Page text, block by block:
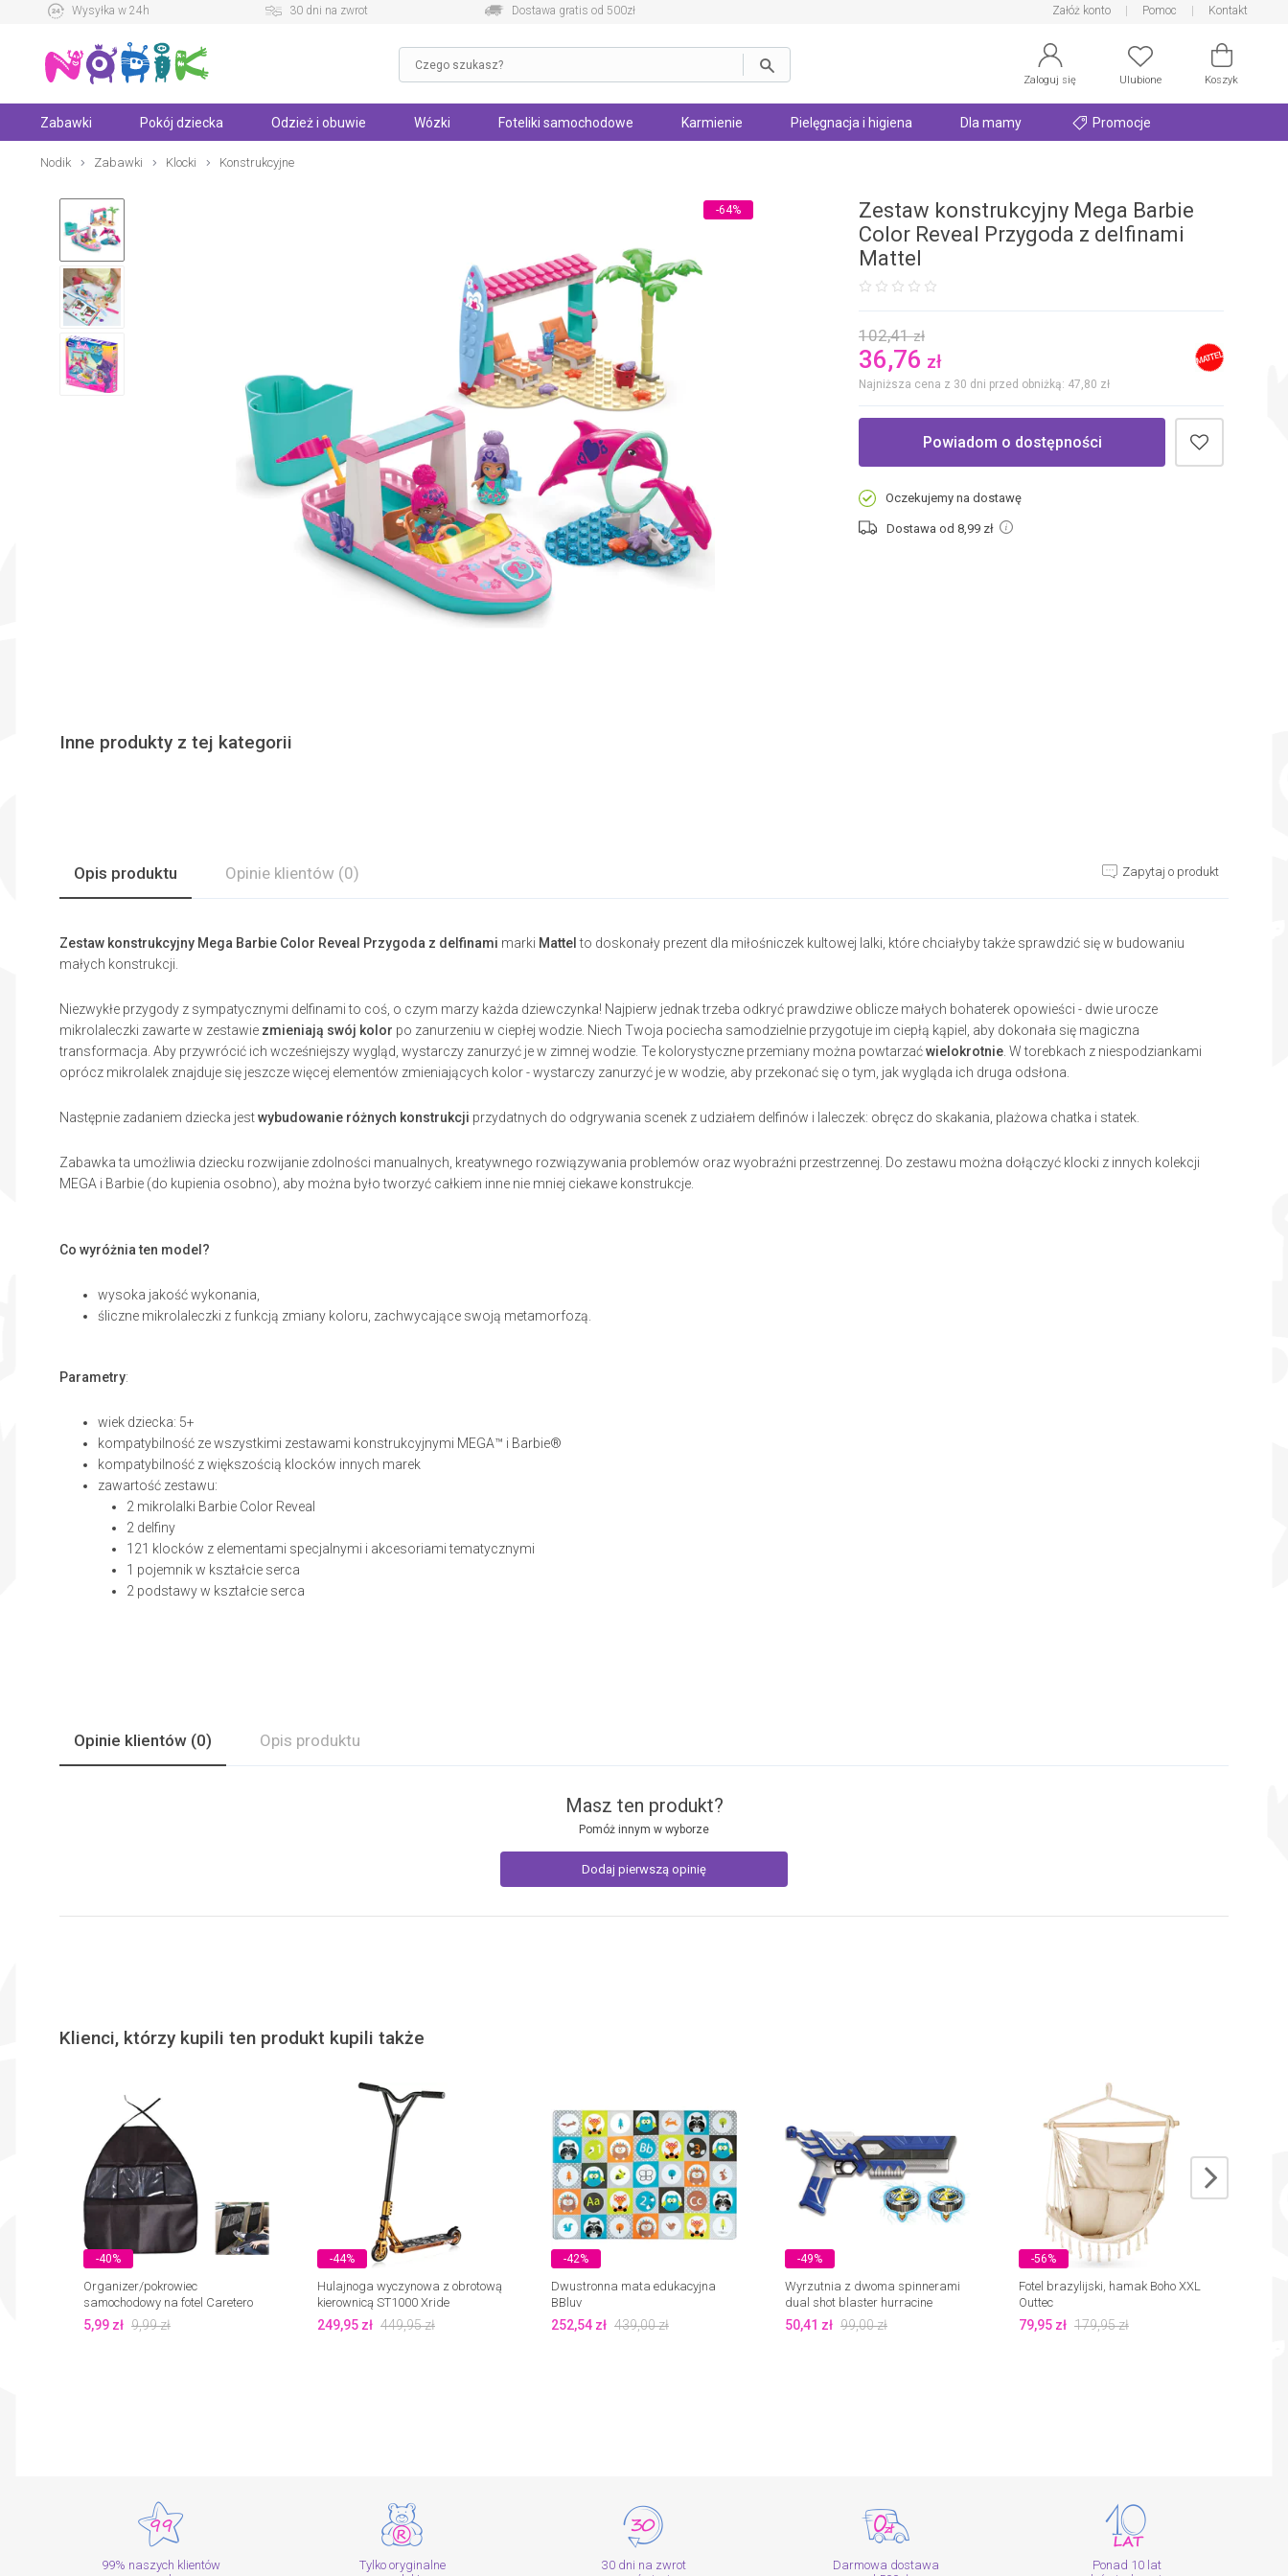
Wysyłka w 24h 30 dni na zwrot Dostawa gratis od 500zł Załóż konto Pomoc Kontakt
Zaloguj się Ulubione Koszyk
Zabawki Pokój dziecka Odzież i obuwie Wózki Foteliki samochodowe Karmienie Pielęgnacja i higiena Dla mamy Promocje
Nodik Zabawki Klocki Konstrukcyjne
Zestaw konstrukcyjny Mega Barbie
Color Reveal Przygoda z delfinami
Mattel
102,41zł
36,76 zł
Najniższa cena z 30 dni przed obniżką: 47,80 zł
Powiadom o dostępności
Oczekujemy na dostawę
Dostawa od 8,99 zł
-64%
Inne produkty z tej kategorii
Opis produktu Opinie klientów (0) Zapytaj o produkt
Zestaw konstrukcyjny Mega Barbie Color Reveal Przygoda z delfinami marki Mattelto doskonały prezent dla miłośniczek kultowej lalki, które chciałyby także sprawdzić się w budowaniu
małych konstrukcji.
Niezwykłe przygody z sympatycznymi delfinami to coś, o czym marzy każda dziewczynka! Najpierw jednak trzeba odkryć prawdziwe oblicze małych bohaterek opowieści - dwie urocze
mikrolaleczki zawarte w zestawie zmieniają swój kolor po zanurzeniu w ciepłej wodzie. Niech Twoja pociecha samodzielnie przygotuje im ciepłą kąpiel, aby dokonała się magiczna
transformacja. Aby przywrócić ich wcześniejszy wygląd, wystarczy zanurzyć je w zimnej wodzie. Te kolorystyczne przemiany można powtarzaćwielokrotnie . W torebkach z niespodziankami
oprócz mikrolalek znajduje się jeszcze więcej elementów zmieniających kolor - wystarczy zanurzyć je w wodzie, aby przekonać się o tym, jak wygląda ich druga odsłona.
Następnie zadaniem dziecka jestwybudowanie różnych konstrukcji przydatnych do odgrywania scenek z udziałem delfinów i laleczek: obręcz do skakania, plażowa chatka i statek.
Zabawka ta umożliwia dziecku rozwijanie zdolności manualnych, kreatywnego rozwiązywania problemów oraz wyobraźni przestrzennej. Do zestawu można dołączyć klocki z innych kolekcji
MEGA i Barbie (do kupienia osobno), aby można było tworzyć całkiem inne nie mniej ciekawe konstrukcje.
Co wyróżnia ten model?
wysoka jakość wykonania,
śliczne mikrolaleczki z funkcją zmiany koloru, zachwycające swoją metamorfozą.
Parametry:
wiek dziecka: 5+
kompatybilność ze wszystkimi zestawami konstrukcyjnymi MEGA™ i Barbie®
kompatybilność z większością klocków innych marek
zawartość zestawu:
2 mikrolalki Barbie Color Reveal
2 delfiny
121 klocków z elementami specjalnymi i akcesoriami tematycznymi
1 pojemnik w kształcie serca
2 podstawy w kształcie serca
Opinie klientów (0) Opis produktu
Masz ten produkt?
Pomóż innym w wyborze
Dodaj pierwszą opinię
Klienci, którzy kupili ten produkt kupili także
-40%
Organizer/pokrowiec
samochodowy na fotel Caretero
5,99 zł 9,99zł
-44%
Hulajnoga wyczynowa z obrotową
kierownicą ST1000 Xride
249,95 zł 449,95zł
-42%
Dwustronna mata edukacyjna
BBluv
252,54 zł 439,00zł
-49%
Wyrzutnia z dwoma spinnerami
dual shot blaster hurracine
Silverlit
50,41 zł 99,00zł
-56%
Fotel brazylijski, hamak Boho XXL
Outtec
79,95 zł 179,95zł
99% naszych klientów
Tylko oryginalne
30 dni na zwrot
Darmowa dostawa
Ponad 10 lat